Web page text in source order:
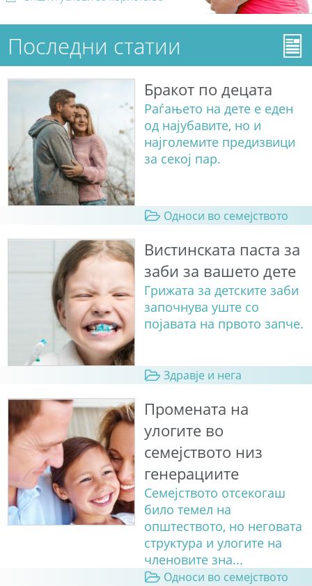
Последни статии
Бракот по децата
Раѓањето на дете е еден
од најубавите, но и
најголемите предизвици
за секој пар.
Односи во семејството
Вистинската паста за
заби за вашето дете
Грижата за детските заби
започнува уште со
појавата на првото запче.
Здравје и нега
Промената на
улогите во
семејството низ
генерациите
Семејството отсекогаш
било темел на
општеството, но неговата
структура и улогите на
членовите зна...
Односи во семејството